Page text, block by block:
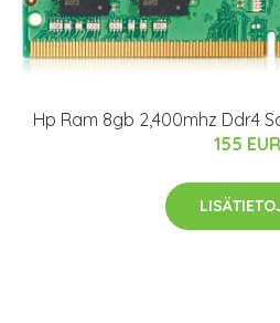
Hp Ram 8gb 2,400mhz Ddr4
155 EUR